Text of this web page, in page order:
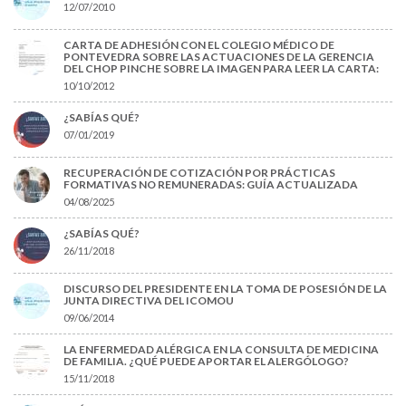
12/07/2010
CARTA DE ADHESIÓN CON EL COLEGIO MÉDICO DE
PONTEVEDRA SOBRE LAS ACTUACIONES DE LA GERENCIA
DEL CHOP PINCHE SOBRE LA IMAGEN PARA LEER LA CARTA:
10/10/2012
¿SABÍAS QUÉ?
07/01/2019
RECUPERACIÓN DE COTIZACIÓN POR PRÁCTICAS
FORMATIVAS NO REMUNERADAS: GUÍA ACTUALIZADA
04/08/2025
¿SABÍAS QUÉ?
26/11/2018
DISCURSO DEL PRESIDENTE EN LA TOMA DE POSESIÓN DE LA
JUNTA DIRECTIVA DEL ICOMOU
09/06/2014
LA ENFERMEDAD ALÉRGICA EN LA CONSULTA DE MEDICINA
DE FAMILIA. ¿QUÉ PUEDE APORTAR EL ALERGÓLOGO?
15/11/2018